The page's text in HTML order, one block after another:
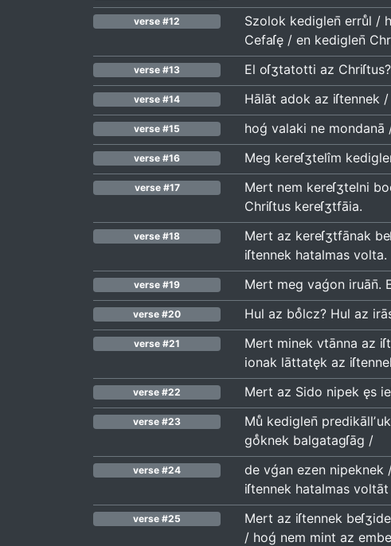
verse #12
Szolok kediglen̄ erruͤl /
Cefaſę / en kediglen̄ Chri
verse #13 El oſʒtatotti az
verse #14 Hālāt adok az iſtennek
verse #15 hoǵ valaki ne mondanā
verse #16 Meg kereſʒtelîm
verse #17
Mert nem kereſʒtelni
Chriſtus kereſʒtfāia.
verse #18
Mert az kereſʒtfānak
iſtennek hatalmas volta.
verse #19 Mert meg vaǵon iruān̄.
verse #20 Hul az boͤlcz? Hul az
verse #21
Mert minek vtānna az
ionak lāttatęk az
verse #22 Mert az Sido nipek ęs
verse #23
Muͤ kediglen̄
goͤknek balgatagſāg /
verse #24
de vǵan ezen nipeknek
iſtennek hatalmas
verse #25
Mert az iſtennek
/ hoǵ nem mint az